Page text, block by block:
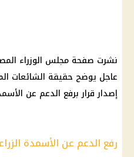
نشرت صفحة مجلس الوزراء
عاجل يوضح حقيقة الشائعات
إصدار قرار برفع الدعم عن
رفع الدعم عن الأسمدة